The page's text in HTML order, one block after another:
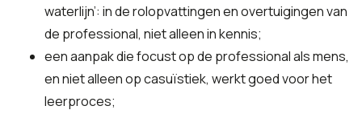
waterlijn’: in de rolopvattingen en overtuigingen van
de professional, niet alleen in kennis;
een aanpak die focust op de professional als mens,
en niet alleen op casuïstiek, werkt goed voor het
leerproces;